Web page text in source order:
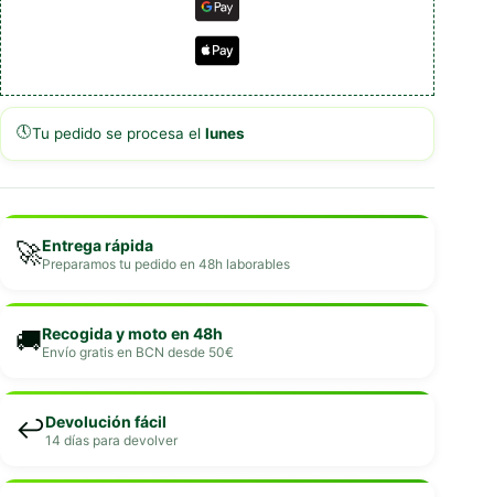
🕔Tu pedido se procesa el lunes
🚀Entrega rápida
Preparamos tu pedido en 48h laborables
🚚Recogida y moto en 48h
Envío gratis en BCN desde 50€
↩️Devolución fácil
14 días para devolver